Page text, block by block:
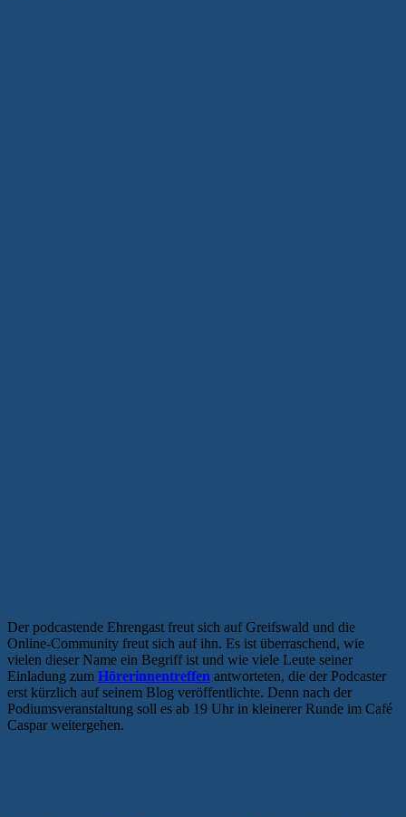
Der podcastende Ehrengast freut sich auf Greifswald und die
Online-Community freut sich auf ihn. Es ist überraschend, wie
vielen dieser Name ein Begriff ist und wie viele Leute seiner
Einladung zum Hörerinnentreffen antworteten, die der Podcaster
erst kürzlich auf seinem Blog veröffentlichte. Denn nach der
Podiumsveranstaltung soll es ab 19 Uhr in kleinerer Runde im Café
Caspar weitergehen.